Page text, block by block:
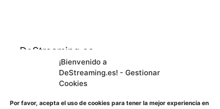
¡Bienvenido a
DeStreaming.es! - Gestionar
Cookies
Por favor, acepta el uso de cookies para tener la mejor experiencia en
DeStreaming.es
En calidad de afiliado de Amazon, obtengo
cumplen los requisitos aplicables.